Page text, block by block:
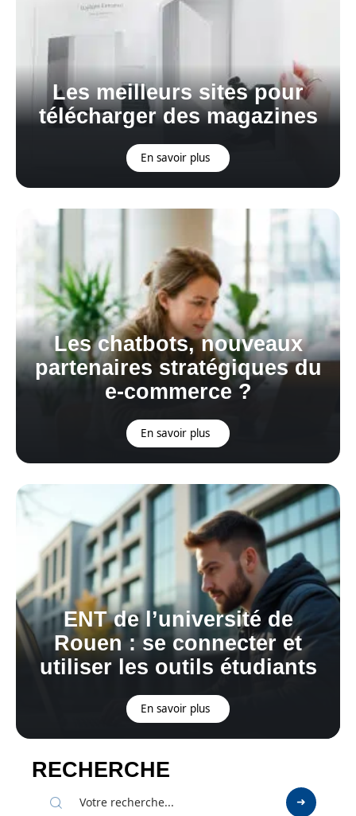
Les meilleurs sites pour
télécharger des magazines
En savoir plus
Les chatbots, nouveaux
partenaires stratégiques du
e-commerce ?
En savoir plus
ENT de l’université de
Rouen : se connecter et
utiliser les outils étudiants
En savoir plus
RECHERCHE